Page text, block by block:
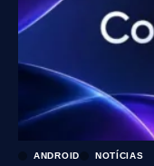
ANDROID NOTÍCIAS